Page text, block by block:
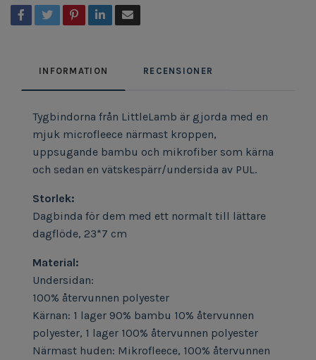
INFORMATION RECENSIONER
Tygbindorna från LittleLamb är gjorda med en
mjuk microfleece närmast kroppen,
uppsugande bambu och mikrofiber som kärna
och sedan en vätskespärr/undersida av PUL.
Storlek:
Dagbinda för dem med ett normalt till lättare
dagflöde, 23*7 cm
Material:
Undersidan:
100% återvunnen polyester
Kärnan: 1 lager 90% bambu 10% återvunnen
polyester, 1 lager 100% återvunnen polyester
Närmast huden: Mikrofleece, 100% återvunnen